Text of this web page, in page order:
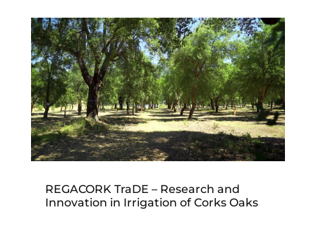
REGACORK TraDE – Research and
Innovation in Irrigation of Corks Oaks